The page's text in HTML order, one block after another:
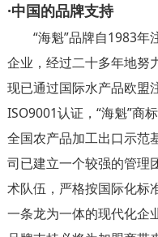
·中国的品牌支持
“海魁”品牌自1983年
企业，经过二十多年地努
现已通过国际水产品欧盟
ISO9001认证，“海魁”商
全国农产品加工出口示范
司已建立一个较强的管理
术队伍，严格按国际化标
一条龙为一体的现代化企